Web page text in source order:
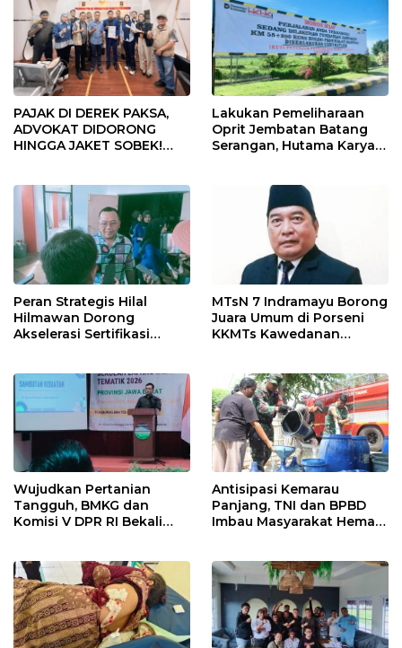
PAJAK DI DEREK PAKSA,
ADVOKAT DIDORONG
HINGGA JAKET SOBEK!
Pekanbaru!
Lakukan Pemeliharaan
Oprit Jembatan Batang
Serangan, Hutama Karya
Peran Strategis Hilal
Hilmawan Dorong
Akselerasi Sertifikasi
Indramayu
MTsN 7 Indramayu Borong
Juara Umum di Porseni
KKMTs Kawedanan
Wujudkan Pertanian
Tangguh, BMKG dan
Komisi V DPR RI Bekali
Antisipasi Kemarau
Panjang, TNI dan BPBD
Imbau Masyarakat Hemat